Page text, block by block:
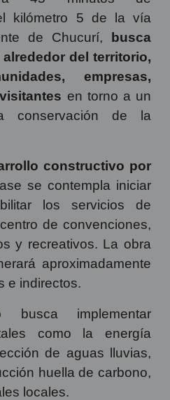
kilómetro 5 de la vía
de Chucurí, busca
del territorio,
empresas,
en torno a un
conservación de la
constructivo por
se contempla iniciar
los servicios de
de convenciones,
y recreativos. La obra
aproximadamente
e indirectos.
busca implementar
como la energía
de aguas lluvias,
huella de carbono,
locales.